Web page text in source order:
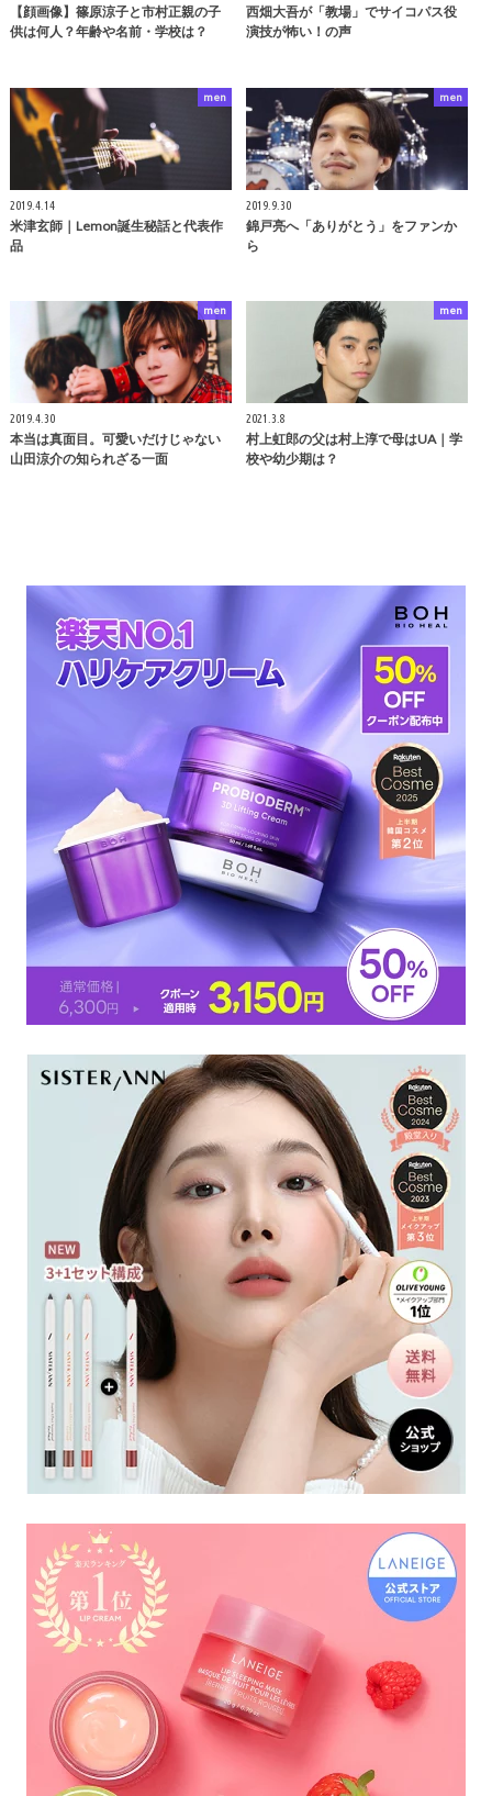
【顔画像】篠原涼子と市村正親の子
供は何人？年齢や名前・学校は？
西畑大吾が「教場」でサイコパス役
演技が怖い！の声
men
2019.4.14
米津玄師｜Lemon誕生秘話と代表作
品
men
2019.9.30
錦戸亮へ「ありがとう」をファンか
ら
men
2019.4.30
本当は真面目。可愛いだけじゃない
山田涼介の知られざる一面
men
2021.3.8
村上虹郎の父は村上淳で母はUA｜学
校や幼少期は？